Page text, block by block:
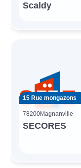
Scaldy
15 Rue mongazons
78200Magnanville
SECORES